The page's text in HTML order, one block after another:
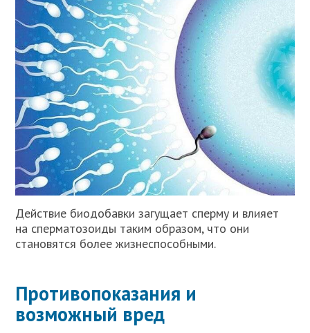
Действие биодобавки загущает сперму и влияет
на сперматозоиды таким образом, что они
становятся более жизнеспособными.
Противопоказания и
возможный вред